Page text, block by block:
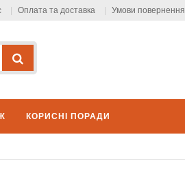
Оплата та доставка Умови повернення
КОРИСНІ ПОРАДИ